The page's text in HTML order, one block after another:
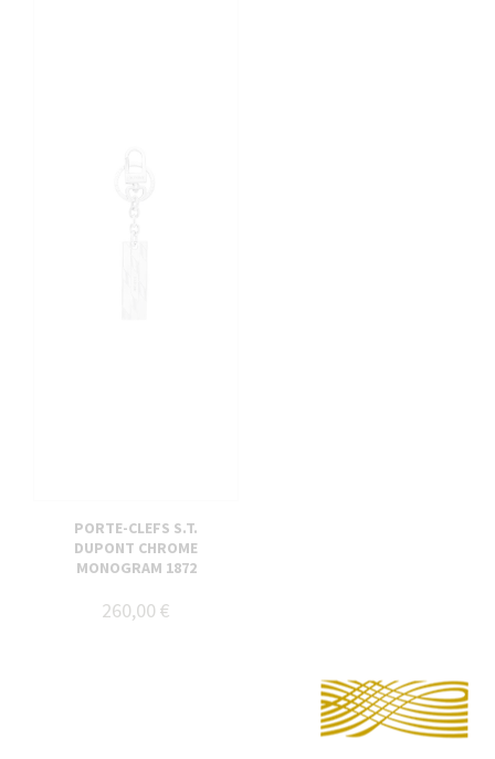
PORTE-CLEFS S.T.
DUPONT CHROME
MONOGRAM 1872
260,00 €